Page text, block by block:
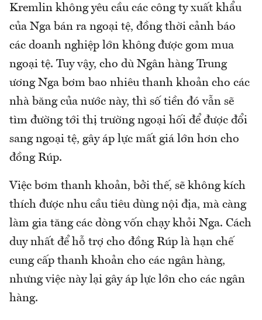
Kremlin không yêu cầu các công ty xuất khẩu
của Nga bán ra ngoại tệ, đồng thời cảnh báo
các doanh nghiệp lớn không được gom mua
ngoại tệ. Tuy vậy, cho dù Ngân hàng Trung
ương Nga bơm bao nhiêu thanh khoản cho các
nhà băng của nước này, thì số tiền đó vẫn sẽ
tìm đường tới thị trường ngoại hối để được đổi
sang ngoại tệ, gây áp lực mất giá lớn hơn cho
đồng Rúp.
Việc bơm thanh khoản, bởi thế, sẽ không kích
thích được nhu cầu tiêu dùng nội địa, mà càng
làm gia tăng các dòng vốn chạy khỏi Nga. Cách
duy nhất để hỗ trợ cho đồng Rúp là hạn chế
cung cấp thanh khoản cho các ngân hàng,
nhưng việc này lại gây áp lực lớn cho các ngân
hàng.